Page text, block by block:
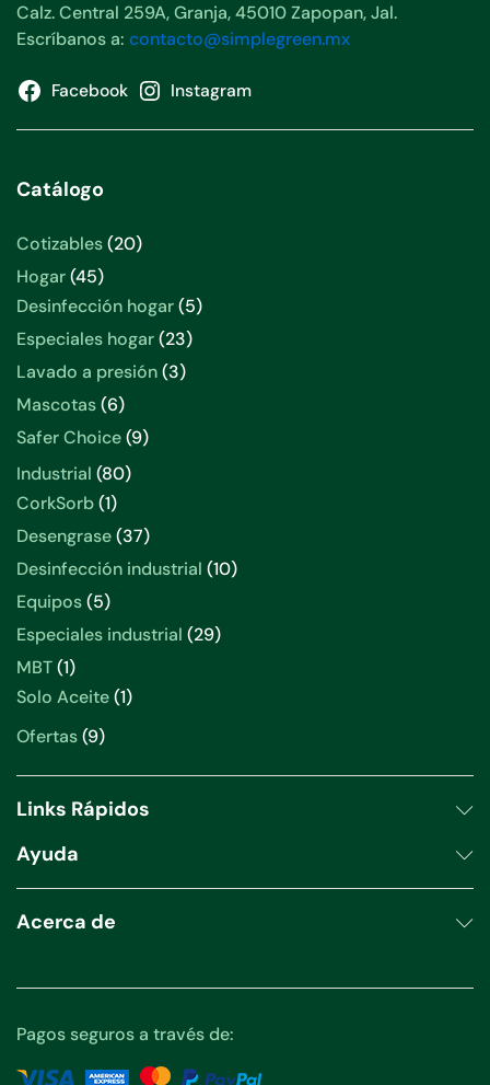
Calz. Central 259A, Granja, 45010 Zapopan, Jal.
Escríbanos a: contacto@simplegreen.mx
Facebook Instagram
Catálogo
Cotizables 2020
Hogar 4545
productos
Desinfección hogar 55
Especiales hogar 2323
productos
Lavado a presión 33
Mascotas 66
productos
Safer Choice 99
Industrial 8080
CorkSorb 11
producto
Desengrase 3737
productos
Desinfección industrial 1010
Equipos 55
productos
Especiales industrial 2929
MBT 11
producto
Solo Aceite 11
Ofertas 99
Links Rápidos
Ayuda
Acerca de
Pagos seguros a través de: